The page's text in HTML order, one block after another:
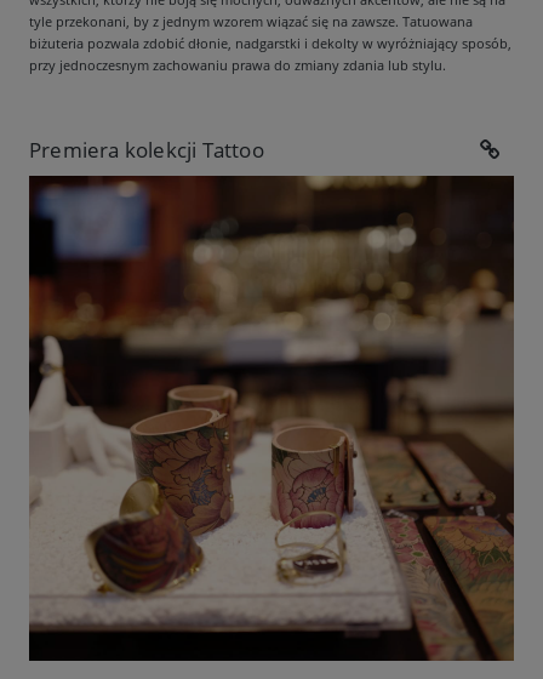
tyle przekonani, by z jednym wzorem wiązać się na zawsze. Tatuowana
biżuteria pozwala zdobić dłonie, nadgarstki i dekolty w wyróżniający sposób,
przy jednoczesnym zachowaniu prawa do zmiany zdania lub stylu.
Premiera kolekcji Tattoo